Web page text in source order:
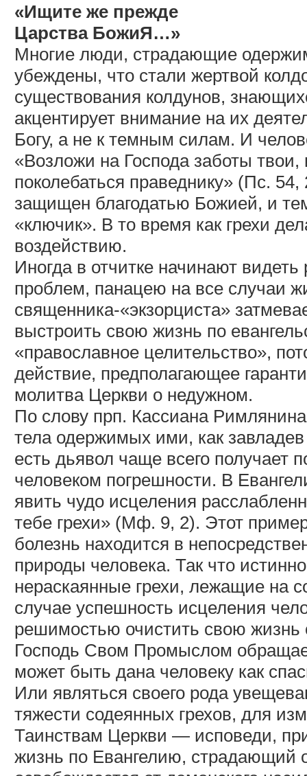
«Ищите же прежде
Царства БожиЯ…»
Многие люди, страдающие
убеждены, что стали жертвой
существования колдунов,
акцентирует внимание на их
Богу, а не к темным силам. И
«Возложи на Господа заботы
поколебаться праведнику» (Пс.
защищен благодатью Божией, и
«ключик». В то время как грехи
воздействию.
Иногда в отчитке начинают
проблем, панацею на все случаи
священника-«экзорциста»
выстроить свою жизнь по
«православное целительство»,
действие, предполагающее
молитва Церкви о недужном.
По слову прп. Кассиана
тела одержимых ими, как
есть дьявол чаще всего получает
человеком погрешности. В
явить чудо исцеления
тебе грехи» (Мф. 9, 2). Этот
болезнь находится в
природы человека. Так что
нераскаянные грехи, лежащие на
случае успешность исцеления
решимостью очистить свою жизнь
Господь Свом Промыслом
может быть дана человеку как
Или являться своего рода
тяжести содеянных грехов, для
Таинствам Церкви — исповеди,
жизнь по Евангелию, страдающий